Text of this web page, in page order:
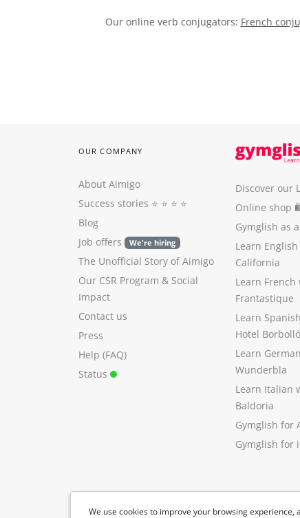
Our online verb conjugators: French
We use cookies to improve your browsing
OUR COMPANY
About Aimigo
Success stories ⭐️ ⭐️ ⭐️ ⭐️
Blog
Job offers
We're hiring
The Unofficial Story of Aimigo
Our CSR Program & Social
Impact
Contact us
Press
Help (FAQ)
Status
Discover our
Online shop
Gymglish as
Learn
California
Learn French
Frantastique
Learn
Hotel
Learn
Wunderbla
Learn Italian
Baldoria
Gymglish for
Gymglish for